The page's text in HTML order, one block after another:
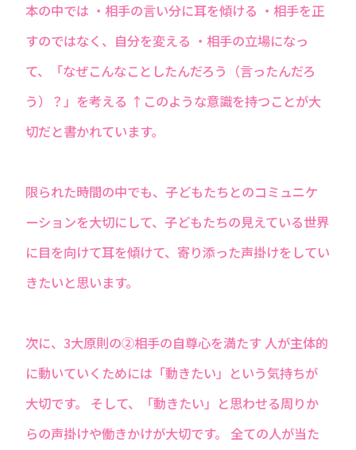
本の中では ・相手の言い分に耳を傾ける ・相手を正
すのではなく、自分を変える ・相手の立場になっ
て、「なぜこんなことしたんだろう（言ったんだろ
う）？」を考える ↑このような意識を持つことが大
切だと書かれています。
限られた時間の中でも、子どもたちとのコミュニケ
ーションを大切にして、子どもたちの見えている世界
に目を向けて耳を傾けて、寄り添った声掛けをしてい
きたいと思います。
次に、3大原則の②相手の自尊心を満たす 人が主体的
に動いていくためには「動きたい」という気持ちが
大切です。 そして、「動きたい」と思わせる周りか
らの声掛けや働きかけが大切です。 全ての人が当た